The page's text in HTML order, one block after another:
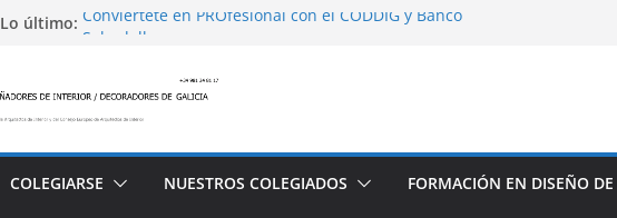
Lo último: Conviértete en PROfesional con el CODDIG y Banco
alojamiento y restauración
San Marcial 2025
COLEGIARSE NUESTROS COLEGIADOS FORMACIÓN EN DISEÑO DE